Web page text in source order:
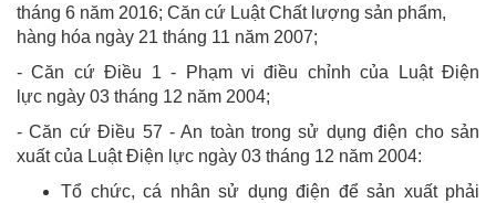
tháng 6 năm 2016; Căn cứ Luật Chất lượng sản phẩm,
hàng hóa ngày 21 tháng 11 năm 2007;
- Căn cứ Điều 1 - Phạm vi điều chỉnh của Luật Điện
lực ngày 03 tháng 12 năm 2004;
- Căn cứ Điều 57 - An toàn trong sử dụng điện cho sản
xuất của Luật Điện lực ngày 03 tháng 12 năm 2004:
Tổ chức, cá nhân sử dụng điện để sản xuất phải